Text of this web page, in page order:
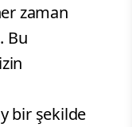
zaman
Bu
bir şekilde